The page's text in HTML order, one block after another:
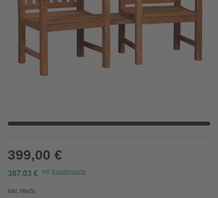
399,00 €
387,03 € mit Kundenkarte
Inkl. MwSt.